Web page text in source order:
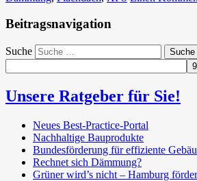
Beitragsnavigation
Suche
Unsere Ratgeber für Sie!
Neues Best-Practice-Portal
Nachhaltige Bauprodukte
Bundesförderung für effiziente
Rechnet sich Dämmung?
Grüner wird’s nicht – Hamburg